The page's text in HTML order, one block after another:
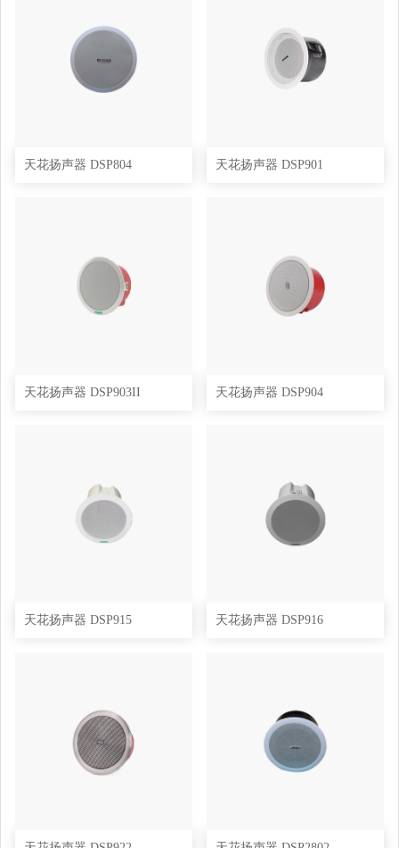
天花扬声器 DSP804 天花扬声器 DSP901
天花扬声器 DSP903II 天花扬声器 DSP904
天花扬声器 DSP915 天花扬声器 DSP916